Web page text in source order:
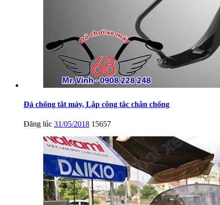
Đá chống tắt máy, Lắp công tắc chân chống
Đăng lúc 31/05/2018 15657